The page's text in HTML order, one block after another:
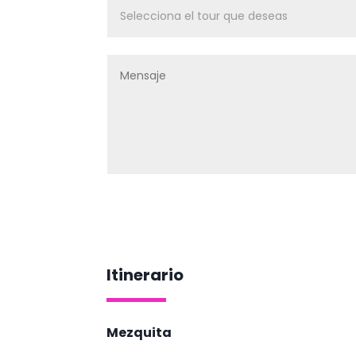
Itinerario
Mezquita